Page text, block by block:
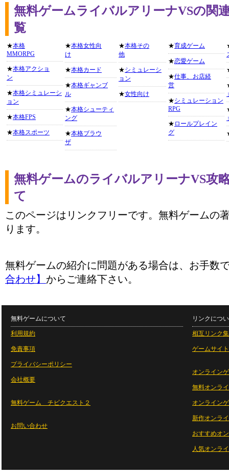
無料ゲームライバルアリーナVSの関
覧
★本格
MMORPG
★本格アクショ
ン
★本格シミュレーシ
ョン
★本格FPS
★本格スポーツ
★本格女性向
け
★本格カード
★本格ギャンブ
ル
★本格シューティ
ング
★本格ブラウ
ザ
★本格その
他
★シミュレーシ
ョン
★女性向け
★育成ゲーム
★恋愛ゲーム
★仕事、お店経
営
★シミュレーション
RPG
★ ロールプレイン
グ
無料ゲームのライバルアリーナVS攻
て
このページはリンクフリーです。無料ゲームの
ります。
無料ゲームの紹介に問題がある場合は、お手数
合わせ】 からご連絡下さい。
無料ゲームについて
利用規約
免責事項
プライバシーポリシー
会社概要
無料ゲーム チビクエスト２
お問い合わせ
リンクにつ
相互リンク集
ゲームサイ
オンライン
無料オンラ
オンライン
新作オンラ
おすすめオ
人気オンラ